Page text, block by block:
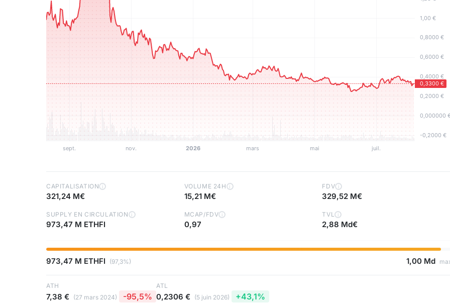
CAPITALISATION i
321,24 M€
VOLUME 24H i
15,21 M€
FDV i
329,52 M€
SUPPLY EN CIRCULATION i
973,47 M ETHFI
MCAP/FDV i
0,97
TVL i
2,88 Md€
973,47 M ETHFI (97,3%) 1,00 Md
ATH
7,38 € (27 mars 2024) -95,5%
ATL
0,2306 € (5 juin 2026) +43,1%